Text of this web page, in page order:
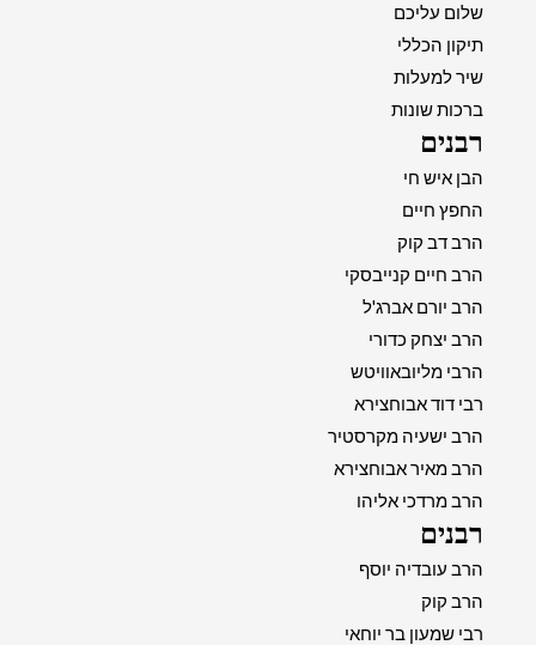
שלום עליכם
תיקון הכללי
שיר למעלות
ברכות שונות
רבנים
הבן איש חי
החפץ חיים
הרב דב קוק
הרב חיים קנייבסקי
הרב יורם אברג'ל
הרב יצחק כדורי
הרבי מליובאוויטש
רבי דוד אבוחצירא
הרב ישעיה מקרסטיר
הרב מאיר אבוחצירא
הרב מרדכי אליהו
רבנים
הרב עובדיה יוסף
הרב קוק
רבי שמעון בר יוחאי